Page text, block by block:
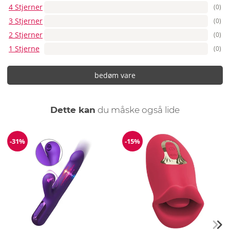
4 Stjerner (0)
3 Stjerner (0)
2 Stjerner (0)
1 Stjerne (0)
bedøm vare
Dette kan du måske også lide
Rabat
-31% Rabat
-15%